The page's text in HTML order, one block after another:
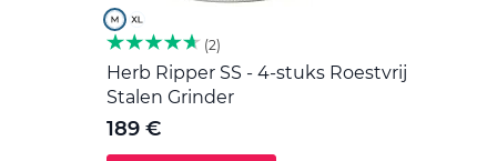
2
Herb Ripper SS - 4-stuks Roestvrij
Stalen Grinder
189 €